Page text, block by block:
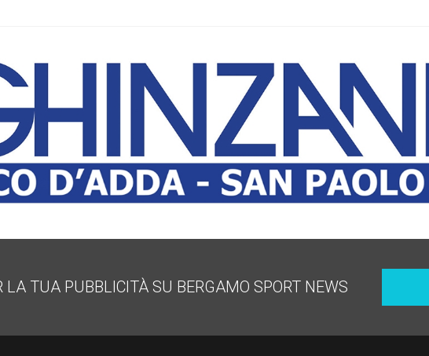
LA TUA PUBBLICITÀ SU BERGAMO SPORT NEWS